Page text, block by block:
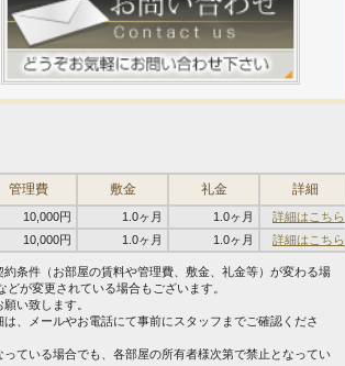
管理費 敷金 礼金 詳細
10,000円 1.0ヶ月 1.0ヶ月
詳細はこちら
10,000円 1.0ヶ月 1.0ヶ月 詳細はこちら
条件（お部屋の賃料や管理費、敷金、礼金等）が変わる場
が変更されている場合もございます。
い致します。
、メールやお電話にて事前にスタッフまでご確認くださ
ている場合でも、各部屋の所有者様次第で禁止となってい